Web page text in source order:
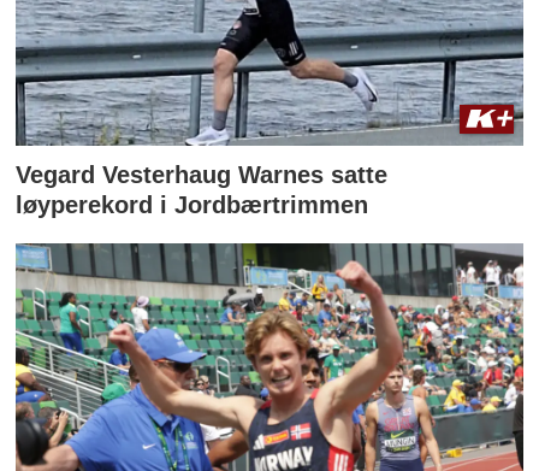
Vegard Vesterhaug Warnes satte
løyperekord i Jordbærtrimmen